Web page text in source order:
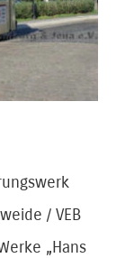
/ VEB
„Hans